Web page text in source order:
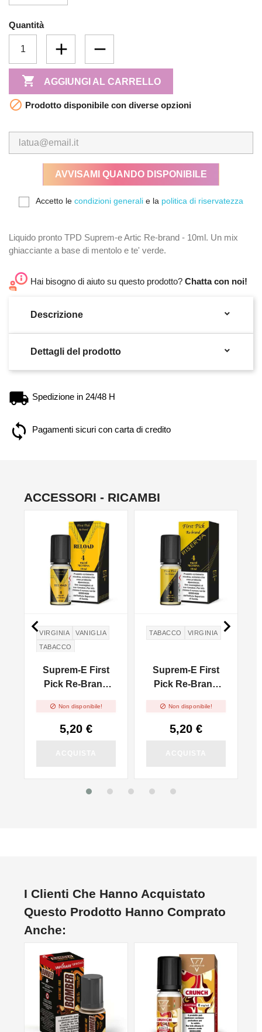
Quantità
 AGGIUNGI AL CARRELLO
 Prodotto disponibile con diverse opzioni
AVVISAMI QUANDO DISPONIBILE
Accetto le condizioni generali e la politica di riservatezza
Liquido pronto TPD Suprem-e Artic Re-brand - 10ml. Un mix
ghiacciante a base di mentolo e te' verde.
Hai bisogno di aiuto su questo prodotto? Chatta con noi!
Descrizione 
Dettagli del prodotto 
Spedizione in 24/48 H
Pagamenti sicuri con carta di credito
ACCESSORI - RICAMBI
VIRGINIA
VANIGLIA
TABACCO
Suprem-E First
Pick Re-Brand
 Non disponibile!
5,20 €
TABACCO VIRGINIA
Suprem-E First
Pick Re-Brand
 Non disponibile!
5,20 €
NON DISPONIBILE
 
I Clienti Che Hanno Acquistato
Questo Prodotto Hanno Comprato
Anche: